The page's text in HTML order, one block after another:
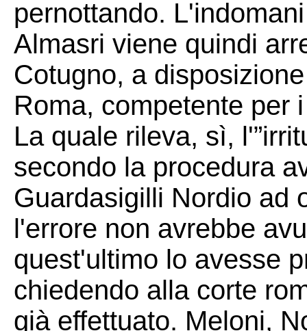
pernottando.
Almasri viene quindi
Cotugno, a
Roma, competente per
La quale rileva, sì,
secondo la procedura
Guardasigilli Nordio ad
l'errore non avrebbe
quest'ultimo lo avesse
chiedendo alla corte
già effettuato. Meloni,